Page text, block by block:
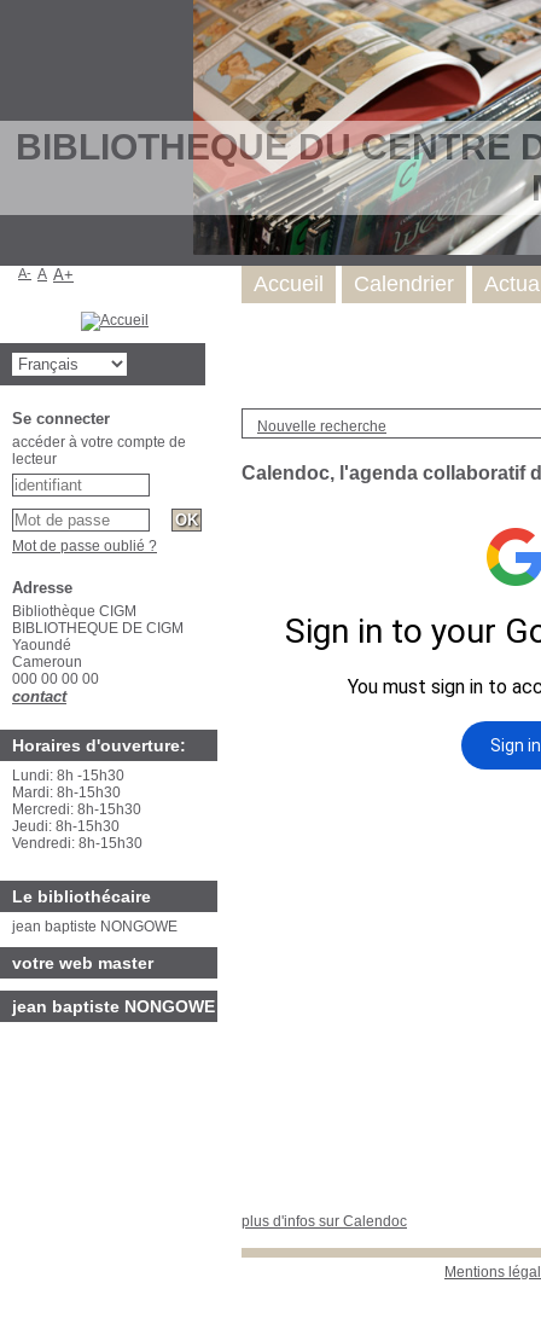
>
BIBLIOTHEQUE DU CENTRE
Nouvelle recherche
Calendoc, l'agenda collaboratif
plus d'infos sur Calendoc
Mentions
Accueil Calendrier
A- A A+
Se connecter
accéder à votre compte de
lecteur
Mot de passe oublié ?
Adresse
Bibliothèque CIGM
BIBLIOTHEQUE DE CIGM
Yaoundé
Cameroun
000 00 00 00
contact
Horaires d'ouverture:
Lundi: 8h -15h30
Mardi: 8h-15h30
Mercredi: 8h-15h30
Jeudi: 8h-15h30
Vendredi: 8h-15h30
Le bibliothécaire
jean baptiste NONGOWE
votre web master
jean baptiste NONGOWE